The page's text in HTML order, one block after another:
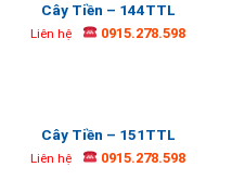
Cây Tiền – 144TTL
Liên hệ 0915.278.598
Cây Tiền – 151TTL
Liên hệ 0915.278.598